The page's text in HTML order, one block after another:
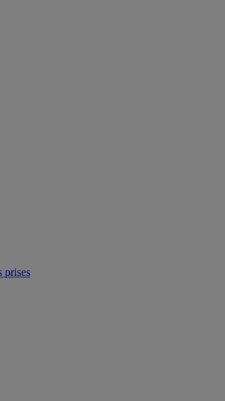
prises